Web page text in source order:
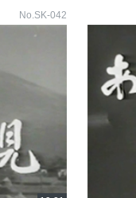
No.SK-042